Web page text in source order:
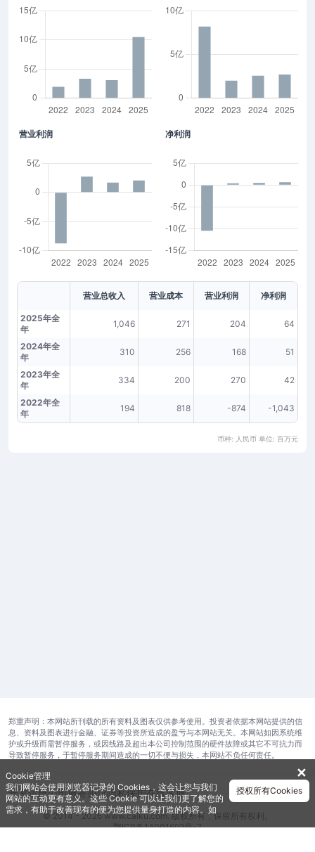
营业利润 净利润
营业总收入 营业成本 营业利润 净利润
2025年全
年
1,046 271 204 64
2024年全
年
310 256 168 51
2023年全
年
334 200 270 42
2022年全
年
194 818 -874 -1,043
币种: 人民币 单位: 百万元
郑重声明：本网站所刊载的所有资料及图表仅供参考使用。投资者依据本网站提供的信
息、资料及图表进行金融、证券等投资所造成的盈亏与本网站无关。本网站如因系统维
护或升级而需暂停服务，或因线路及超出本公司控制范围的硬件故障或其它不可抗力而
导致暂停服务，于暂停服务期间造成的一切不便与损失，本网站不负任何责任。
开发运维公司服务协议隐私保护在线客服
© 2014 - 2026 www.caiku.com. 版权所有，保留所有权利。
鄂ICP备14001692号-7
✕
Cookie管理
我们网站会使用浏览器记录的 Cookies，这会让您与我们
网站的互动更有意义。这些 Cookie 可以让我们更了解您的
需求，有助于改善现有的便为您提供量身打造的内容。如
需获取更多有关我们使用的各种 Cookies 的信息，请查阅
授权所有Cookies